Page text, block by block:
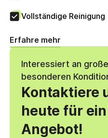
Vollständige Reinigung
Erfahre mehr
Interessiert an
besonderen
Kontaktiere
heute für
Angebot!